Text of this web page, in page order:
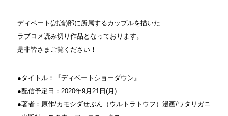
ディベート(討論)部に所属するカップルを描いた
ラブコメ読み切り作品となっております。
是非皆さまご覧ください！
●タイトル：『ディベートショーダウン』
●配信予定日：2020年9月21日(月)
●著者：原作/カモシダせぶん（ウルトラトウフ）漫画/ワタリガニ